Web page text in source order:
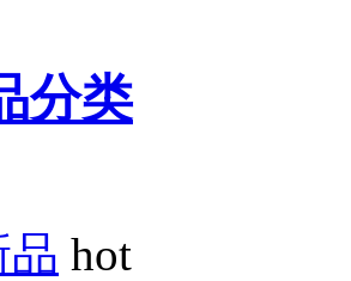
分类
品 hot